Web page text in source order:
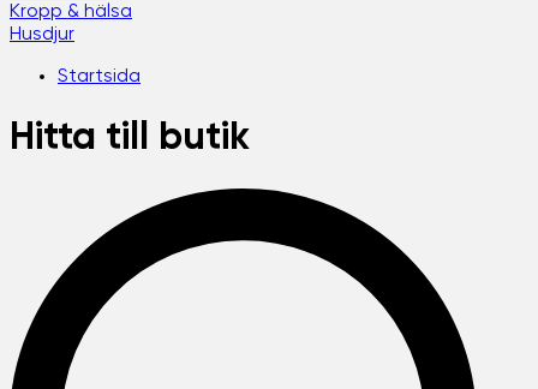
Kropp & hälsa
Husdjur
Startsida
Hitta till butik